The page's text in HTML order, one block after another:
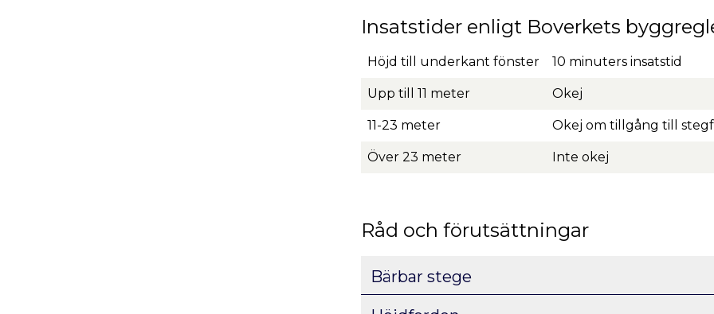
Insatstider enligt Boverkets
Höjd till underkant fönster 10 minuters insatstid
Upp till 11 meter Okej
11-23 meter Okej om tillgång till
Över 23 meter Inte okej
Råd och förutsättningar
Bärbar stege